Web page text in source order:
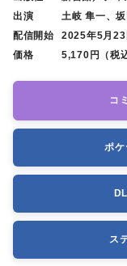
出演
土岐 隼一、
配信開始
2025年5月23
価格
5,170円（税込
コ
ポケ
ス